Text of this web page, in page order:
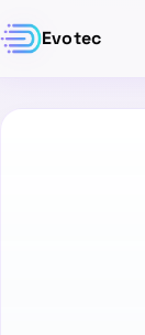
Evotec